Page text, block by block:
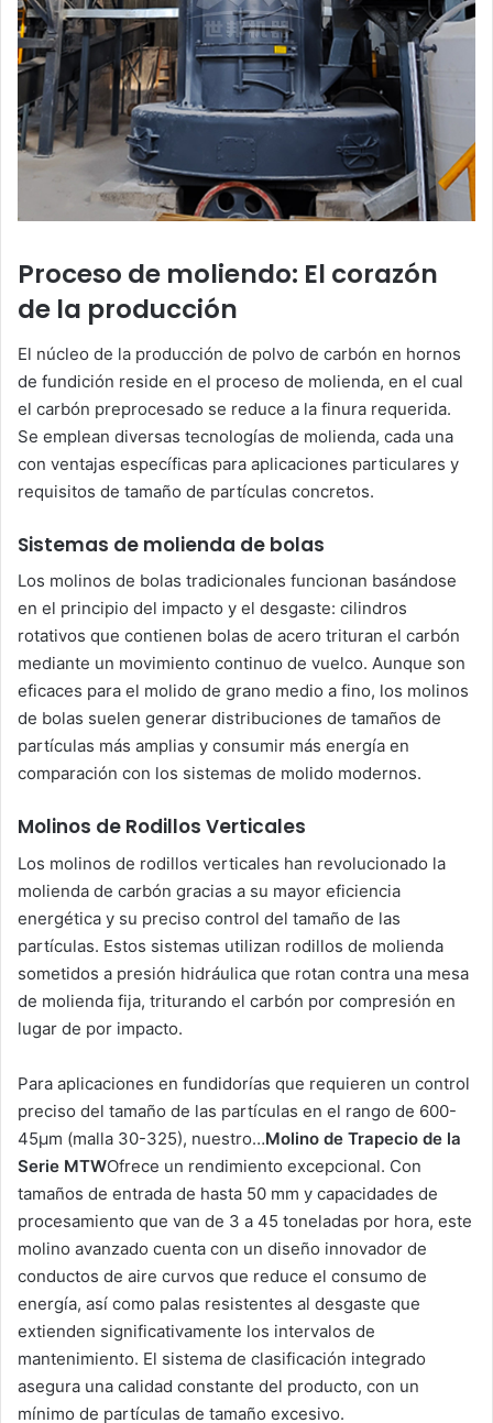
Proceso de moliendo: El corazón
de la producción
El núcleo de la producción de polvo de carbón en hornos
de fundición reside en el proceso de molienda, en el cual
el carbón preprocesado se reduce a la finura requerida.
Se emplean diversas tecnologías de molienda, cada una
con ventajas específicas para aplicaciones particulares y
requisitos de tamaño de partículas concretos.
Sistemas de molienda de bolas
Los molinos de bolas tradicionales funcionan basándose
en el principio del impacto y el desgaste: cilindros
rotativos que contienen bolas de acero trituran el carbón
mediante un movimiento continuo de vuelco. Aunque son
eficaces para el molido de grano medio a fino, los molinos
de bolas suelen generar distribuciones de tamaños de
partículas más amplias y consumir más energía en
comparación con los sistemas de molido modernos.
Molinos de Rodillos Verticales
Los molinos de rodillos verticales han revolucionado la
molienda de carbón gracias a su mayor eficiencia
energética y su preciso control del tamaño de las
partículas. Estos sistemas utilizan rodillos de molienda
sometidos a presión hidráulica que rotan contra una mesa
de molienda fija, triturando el carbón por compresión en
lugar de por impacto.
Para aplicaciones en fundidorías que requieren un control
preciso del tamaño de las partículas en el rango de 600-
45μm (malla 30-325), nuestro…Molino de Trapecio de la
Serie MTWOfrece un rendimiento excepcional. Con
tamaños de entrada de hasta 50 mm y capacidades de
procesamiento que van de 3 a 45 toneladas por hora, este
molino avanzado cuenta con un diseño innovador de
conductos de aire curvos que reduce el consumo de
energía, así como palas resistentes al desgaste que
extienden significativamente los intervalos de
mantenimiento. El sistema de clasificación integrado
asegura una calidad constante del producto, con un
mínimo de partículas de tamaño excesivo.